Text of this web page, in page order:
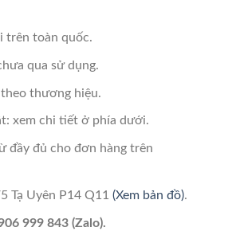
trên toàn quốc.
qua sử dụng.
thương hiệu.
xem chi tiết ở phía dưới.
đầy đủ cho đơn hàng trên
Tạ Uyên P14 Q11 (Xem bản đồ).
999 843 (Zalo).